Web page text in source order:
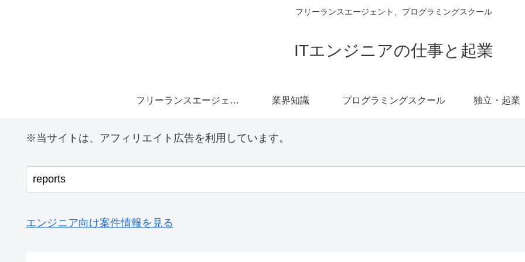
フリーランスエージェント、プログラミングスクール
ITエンジニアの仕事と起業
フリーランスエージェント 業界知識 プログラミングスクール 独立・起業
※当サイトは、アフィリエイト広告を利用しています。
エンジニア向け案件情報を見る